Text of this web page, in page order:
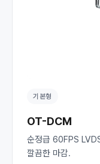
기본형
OT-DCM
순정급 60FPS
깔끔한 마감.